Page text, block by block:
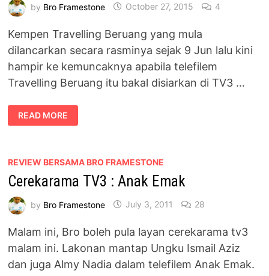
by Bro Framestone October 27, 2015 4
Kempen Travelling Beruang yang mula
dilancarkan secara rasminya sejak 9 Jun lalu kini
hampir ke kemuncaknya apabila telefilem
Travelling Beruang itu bakal disiarkan di TV3 …
TELEFILEM
KEMUNCAK
KEPADA
READ MORE
REVIEW BERSAMA BRO FRAMESTONE
Cerekarama TV3 : Anak Emak
by Bro Framestone July 3, 2011 28
Malam ini, Bro boleh pula layan cerekarama tv3
malam ini. Lakonan mantap Ungku Ismail Aziz
dan juga Almy Nadia dalam telefilem Anak Emak.